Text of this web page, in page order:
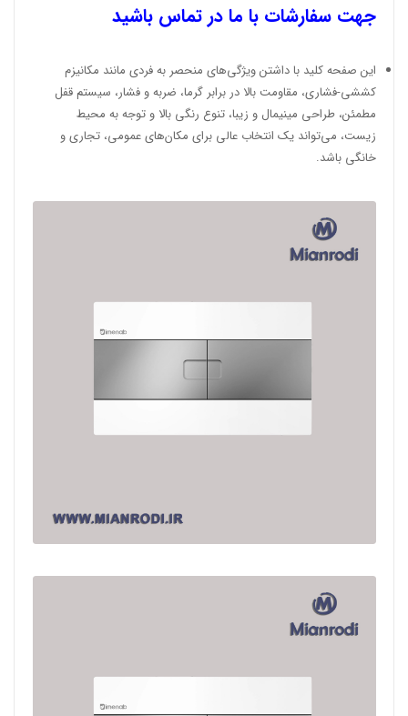
جهت سفارشات با ما در تماس باشید
این صفحه کلید با داشتن ویژگی‌های منحصر به فردی مانند مکانیزم
کششی-فشاری، مقاومت بالا در برابر گرما، ضربه و فشار، سیستم قفل
مطمئن، طراحی مینیمال و زیبا، تنوع رنگی بالا و توجه به محیط
زیست، می‌تواند یک انتخاب عالی برای مکان‌های عمومی، تجاری و
خانگی باشد.